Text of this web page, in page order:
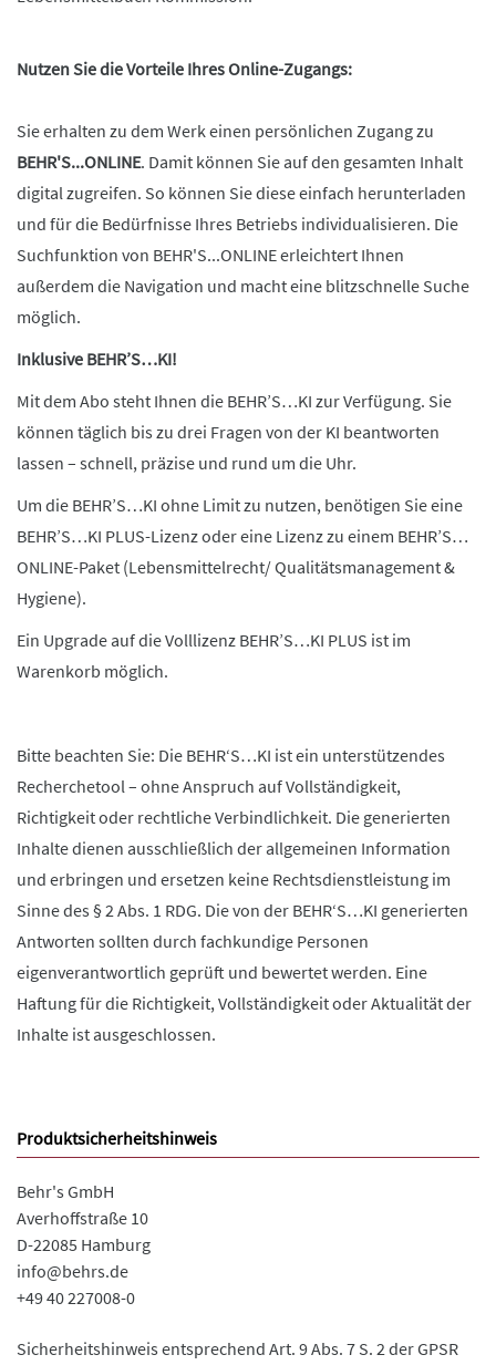
Nutzen Sie die Vorteile Ihres Online-Zugangs:
Sie erhalten zu dem Werk einen persönlichen Zugang zu
BEHR'S...ONLINE. Damit können Sie auf den gesamten Inhalt
digital zugreifen. So können Sie diese einfach herunterladen
und für die Bedürfnisse Ihres Betriebs individualisieren. Die
Suchfunktion von BEHR'S...ONLINE erleichtert Ihnen
außerdem die Navigation und macht eine blitzschnelle Suche
möglich.
Inklusive BEHR’S…KI!
Mit dem Abo steht Ihnen die BEHR’S…KI zur Verfügung. Sie
können täglich bis zu drei Fragen von der KI beantworten
lassen – schnell, präzise und rund um die Uhr.
Um die BEHR’S…KI ohne Limit zu nutzen, benötigen Sie eine
BEHR’S…KI PLUS-Lizenz oder eine Lizenz zu einem BEHR’S…
ONLINE-Paket (Lebensmittelrecht/ Qualitätsmanagement &
Hygiene).
Ein Upgrade auf die Volllizenz BEHR’S…KI PLUS ist im
Warenkorb möglich.
Bitte beachten Sie: Die BEHR‘S…KI ist ein unterstützendes
Recherchetool – ohne Anspruch auf Vollständigkeit,
Richtigkeit oder rechtliche Verbindlichkeit. Die generierten
Inhalte dienen ausschließlich der allgemeinen Information
und erbringen und ersetzen keine Rechtsdienstleistung im
Sinne des § 2 Abs. 1 RDG. Die von der BEHR‘S…KI generierten
Antworten sollten durch fachkundige Personen
eigenverantwortlich geprüft und bewertet werden. Eine
Haftung für die Richtigkeit, Vollständigkeit oder Aktualität der
Inhalte ist ausgeschlossen.
Produktsicherheitshinweis
Behr's GmbH
Averhoffstraße 10
D-22085 Hamburg
info@behrs.de
+49 40 227008-0
Sicherheitshinweis entsprechend Art. 9 Abs. 7 S. 2 der GPSR